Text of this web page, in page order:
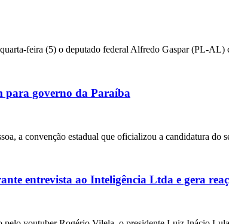
feira (5) o deputado federal Alfredo Gaspar (PL-AL)
para governo da Paraíba
a convenção estadual que oficializou a candidatura do
entrevista ao Inteligência Ltda e gera